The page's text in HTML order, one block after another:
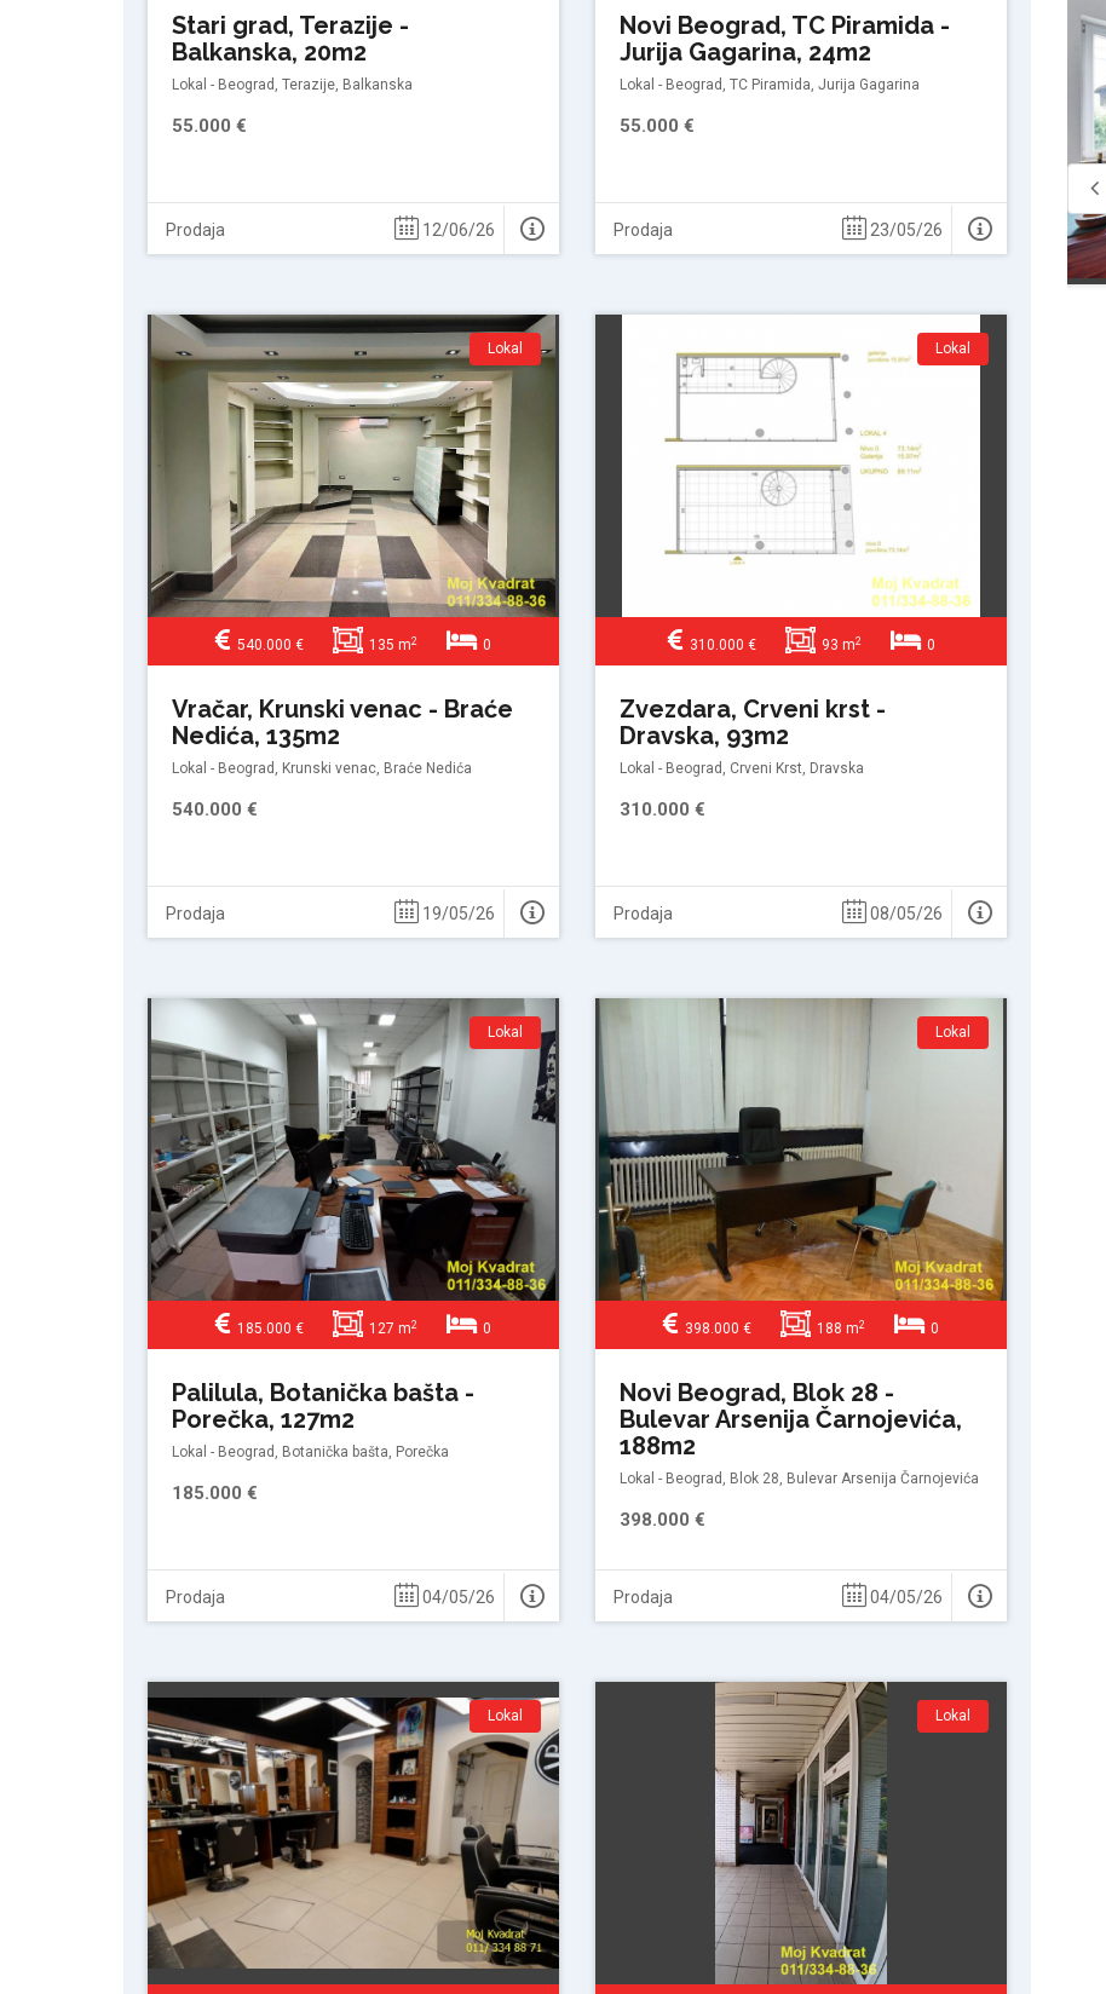
Stari grad, Terazije -
Balkanska, 20m2
Lokal - Beograd, Terazije, Balkanska
55.000 €
Prodaja 12/06/26
Novi Beograd, TC Piramida -
Jurija Gagarina, 24m2
Lokal - Beograd, TC Piramida, Jurija Gagarina
55.000 €
Prodaja 23/05/26
Lokal
540.000 € 135 m2 0
Vračar, Krunski venac - Braće
Nedića, 135m2
Lokal - Beograd, Krunski venac, Braće Nedića
540.000 €
Prodaja 19/05/26
Lokal
310.000 € 93 m2 0
Zvezdara, Crveni krst -
Dravska, 93m2
Lokal - Beograd, Crveni Krst, Dravska
310.000 €
Prodaja 08/05/26
Lokal
185.000 € 127 m2 0
Palilula, Botanička bašta -
Porečka, 127m2
Lokal - Beograd, Botanička bašta, Porečka
185.000 €
Prodaja 04/05/26
Lokal
398.000 € 188 m2 0
Novi Beograd, Blok 28 -
Bulevar Arsenija Čarnojevića,
188m2
Lokal - Beograd, Blok 28, Bulevar Arsenija Čarnojevića
398.000 €
Prodaja 04/05/26
Lokal Lokal
Prodaja Izdavanje